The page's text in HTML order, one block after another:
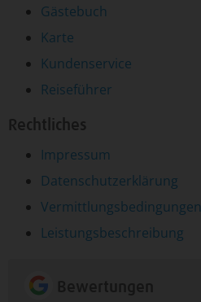
Gästebuch
Karte
Kundenservice
Reiseführer
Rechtliches
Impressum
Datenschutzerklärung
Vermittlungsbedingungen
Leistungsbeschreibung